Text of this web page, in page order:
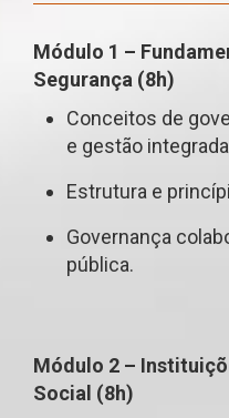
Módulo 1 –
Segurança (8h)
Conceitos de
e gestão
Estrutura e
Governança
pública.
Módulo 2 –
Social (8h)